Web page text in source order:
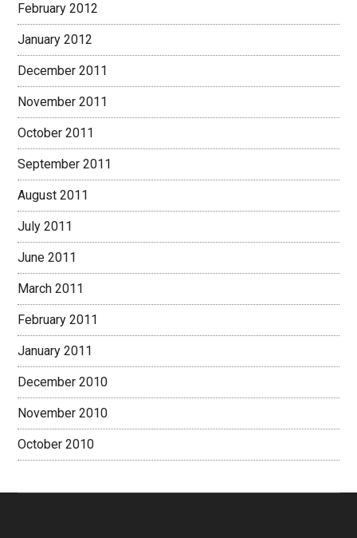
February 2012
January 2012
December 2011
November 2011
October 2011
September 2011
August 2011
July 2011
June 2011
March 2011
February 2011
January 2011
December 2010
November 2010
October 2010